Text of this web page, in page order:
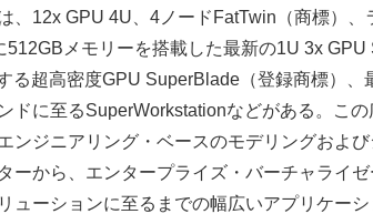
、12x GPU 4U、4ノードFatTwin（商標）
512GBメモリーを搭載した最新の1U 3x
る超高密度GPU SuperBlade（登録商標）
ドに至るSuperWorkstationなどがある。こ
ンジニアリング・ベースのモデリングおよ
ーから、エンタープライズ・バーチャライ
ューションに至るまでの幅広いアプリケーシ